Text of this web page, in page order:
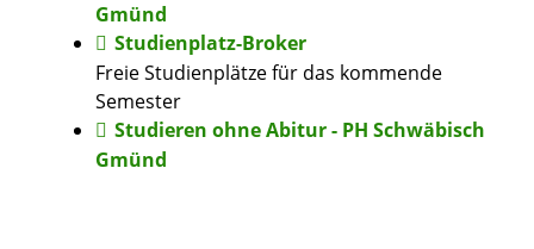
Gmünd
Studienplatz-Broker
Freie Studienplätze für das kommende
Semester
Studieren ohne Abitur - PH Schwäbisch
Gmünd